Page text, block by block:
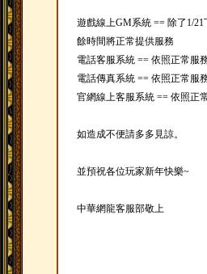
遊戲線上GM系統 == 除了1/
餘時間將正常提供服務
電話客服系統 == 依照正常服
電話傳真系統 == 依照正常服
官網線上客服系統 == 依照正
如造成不便請多多見諒。
並預祝各位玩家新年快樂~
中華網龍客服部敬上